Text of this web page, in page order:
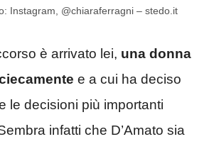
Instagram, @chiaraferragni – stedo.it
è arrivato lei, una donna
e a cui ha deciso
le decisioni più importanti
infatti che D’Amato sia